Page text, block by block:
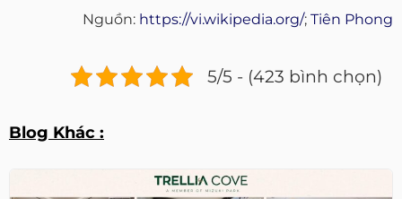
Nguồn: https://vi.wikipedia.org/; Tiên Phong
5/5 - (423 bình chọn)
Blog Khác :